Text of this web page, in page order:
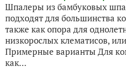
Шпалеры из бамбуковых
подходят для большинства
также как опора для
низкорослых клематисов,
Примерные варианты Для
как...